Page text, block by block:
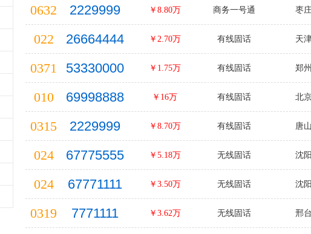
0632 2229999 ￥8.80万 商务一号通 枣
022 26664444 ￥2.70万 有线固话 天
0371 53330000 ￥1.75万 有线固话 郑州
010 69998888 ￥16万 有线固话 北
0315 2229999 ￥8.70万 有线固话 唐山
024 67775555 ￥5.18万 无线固话 沈阳
024 67771111 ￥3.50万 无线固话 沈阳
0319 7771111 ￥3.62万 无线固话 邢台